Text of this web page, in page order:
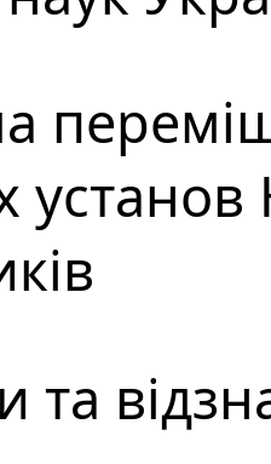
установ
та